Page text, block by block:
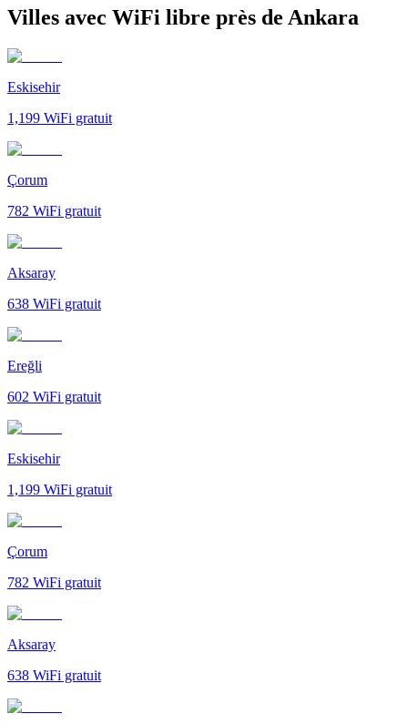
Villes avec WiFi libre près de Ankara
Eskisehir
1,199 WiFi gratuit
Çorum
782 WiFi gratuit
Aksaray
638 WiFi gratuit
Ereğli
602 WiFi gratuit
Eskisehir
1,199 WiFi gratuit
Çorum
782 WiFi gratuit
Aksaray
638 WiFi gratuit